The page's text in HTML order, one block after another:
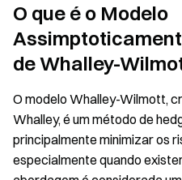
O que é o Modelo
de Whalley-
O modelo Whalley-Wilmott,
Whalley, é um método de
principalmente minimizar os
especialmente quando